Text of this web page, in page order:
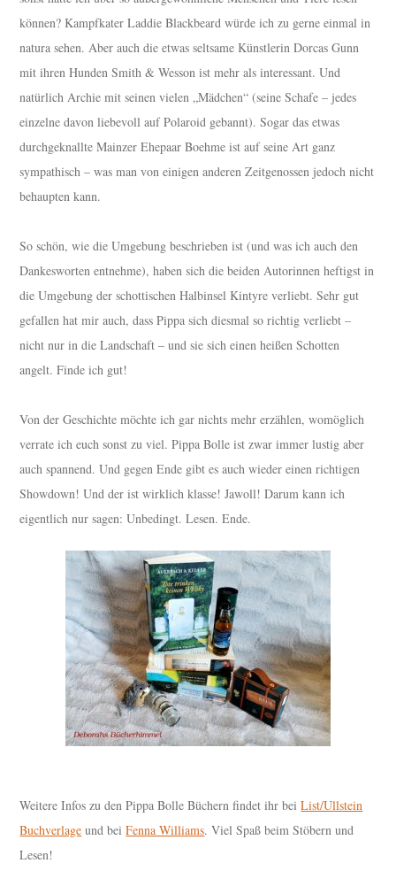
können? Kampfkater Laddie Blackbeard würde ich zu gerne einmal in
natura sehen. Aber auch die etwas seltsame Künstlerin Dorcas Gunn
mit ihren Hunden Smith & Wesson ist mehr als interessant. Und
natürlich Archie mit seinen vielen „Mädchen“ (seine Schafe – jedes
einzelne davon liebevoll auf Polaroid gebannt). Sogar das etwas
durchgeknallte Mainzer Ehepaar Boehme ist auf seine Art ganz
sympathisch – was man von einigen anderen Zeitgenossen jedoch nicht
behaupten kann.
So schön, wie die Umgebung beschrieben ist (und was ich auch den
Dankesworten entnehme), haben sich die beiden Autorinnen heftigst in
die Umgebung der schottischen Halbinsel Kintyre verliebt. Sehr gut
gefallen hat mir auch, dass Pippa sich diesmal so richtig verliebt –
nicht nur in die Landschaft – und sie sich einen heißen Schotten
angelt. Finde ich gut!
Von der Geschichte möchte ich gar nichts mehr erzählen, womöglich
verrate ich euch sonst zu viel. Pippa Bolle ist zwar immer lustig aber
auch spannend. Und gegen Ende gibt es auch wieder einen richtigen
Showdown! Und der ist wirklich klasse! Jawoll! Darum kann ich
eigentlich nur sagen: Unbedingt. Lesen. Ende.
Weitere Infos zu den Pippa Bolle Büchern findet ihr beiList/Ullstein
Buchverlage und beiFenna Williams. Viel Spaß beim Stöbern und
Lesen!